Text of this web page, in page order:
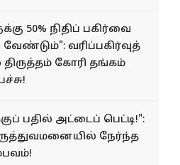
50% நிதிப் பகிர்வை
வரிப்பகிர்வுத்
கோரி தங்கம்
பதில் அட்டைப் பெட்டி!":
நேர்ந்த